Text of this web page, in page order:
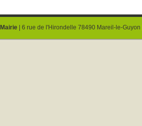
Mairie | 6 rue de l'Hirondelle 78490 Mareil-le-Guyon |